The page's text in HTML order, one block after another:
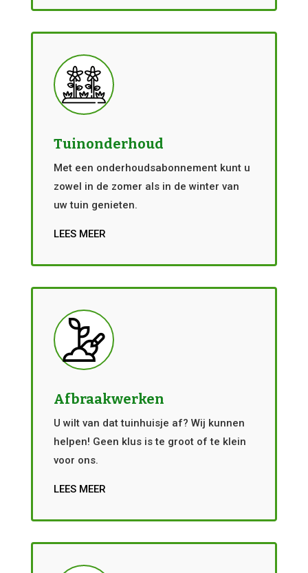
Tuinonderhoud
Met een onderhoudsabonnement kunt u
zowel in de zomer als in de winter van
uw tuin genieten.
LEES MEER
Afbraakwerken
U wilt van dat tuinhuisje af? Wij kunnen
helpen! Geen klus is te groot of te klein
voor ons.
LEES MEER